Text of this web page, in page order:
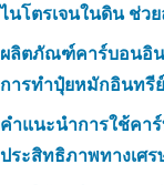
ไนโตรเจนในดิน ช่ว
ผลิตภัณฑ์คาร์บอนอิน
การทำปุ๋ยหมักอินทรี
คำแนะนำการใช้คา
ประสิทธิภาพทางเศร